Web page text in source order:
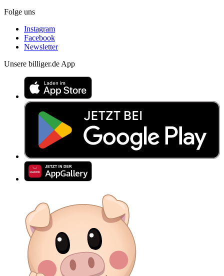
Folge uns
Instagram
Facebook
Newsletter
Unsere billiger.de App